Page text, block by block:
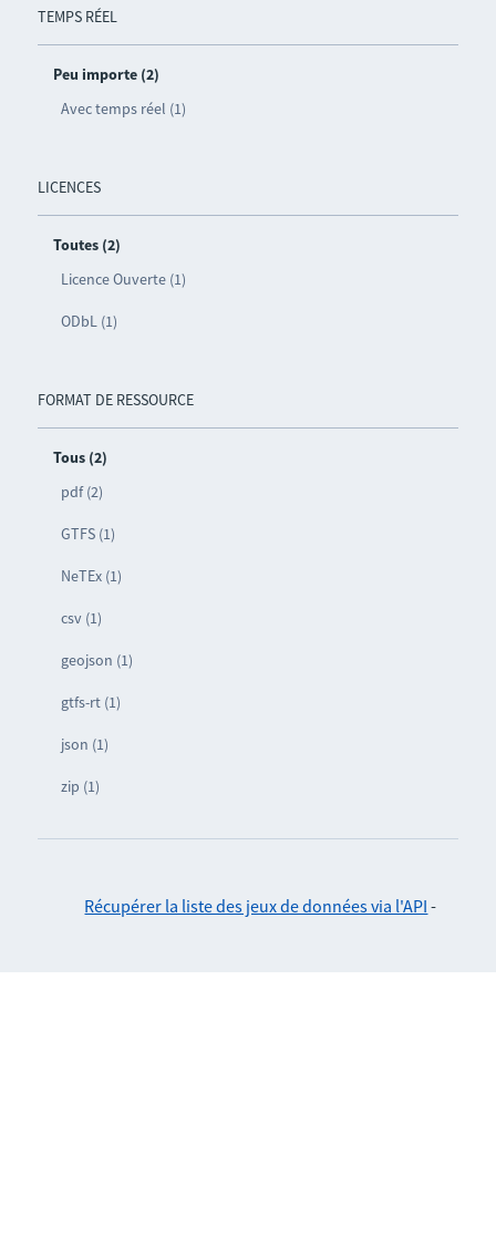
TEMPS RÉEL
Peu importe (2)
Avec temps réel (1)
LICENCES
Toutes (2)
Licence Ouverte (1)
ODbL (1)
FORMAT DE RESSOURCE
Tous (2)
pdf (2)
GTFS (1)
NeTEx (1)
csv (1)
geojson (1)
gtfs-rt (1)
json (1)
zip (1)
Récupérer la liste des jeux de données via l'API -